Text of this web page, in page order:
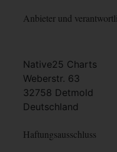
Anbieter und
Native25 Charts
Weberstr. 63
32758 Detmold
Deutschland
Haftungsausschluss